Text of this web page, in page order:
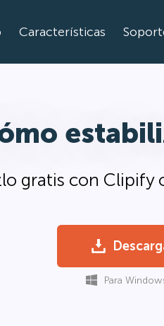
Características
gratis con Clipify
Para